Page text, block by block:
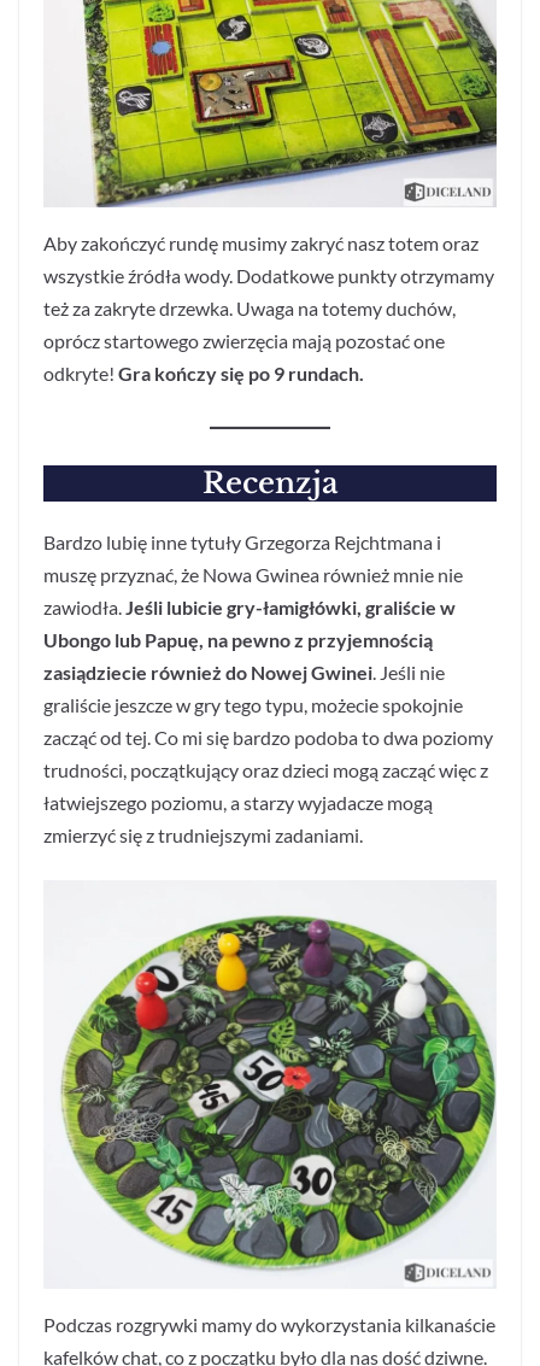
Aby zakończyć rundę musimy zakryć nasz totem oraz
wszystkie źródła wody. Dodatkowe punkty otrzymamy
też za zakryte drzewka. Uwaga na totemy duchów,
oprócz startowego zwierzęcia mają pozostać one
odkryte! Gra kończy się po 9 rundach.
Recenzja
Bardzo lubię inne tytuły Grzegorza Rejchtmana i
muszę przyznać, że Nowa Gwinea również mnie nie
zawiodła. Jeśli lubicie gry-łamigłówki, graliście w
Ubongo lub Papuę, na pewno z przyjemnością
zasiądziecie również do Nowej Gwinei . Jeśli nie
graliście jeszcze w gry tego typu, możecie spokojnie
zacząć od tej. Co mi się bardzo podoba to dwa poziomy
trudności, początkujący oraz dzieci mogą zacząć więc z
łatwiejszego poziomu, a starzy wyjadacze mogą
zmierzyć się z trudniejszymi zadaniami.
Podczas rozgrywki mamy do wykorzystania kilkanaście
kafelków chat, co z początku było dla nas dość dziwne.